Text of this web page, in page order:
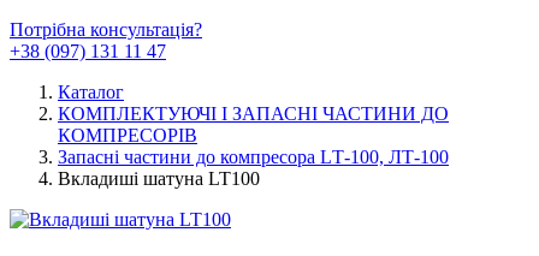
Потрібна консультація?
+38 (097) 131 11 47
Каталог
КОМПЛЕКТУЮЧІ І ЗАПАСНІ ЧАСТИНИ ДО
КОМПРЕСОРІВ
Запасні частини до компресора LТ-100, ЛТ-100
Вкладиші шатуна LT100